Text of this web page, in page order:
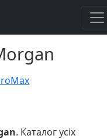
. Каталог усіх